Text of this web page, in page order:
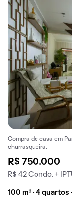
Compra de casa em
churrasqueira.
R$ 750.000
R$ 42 Condo. +
100 m² · 4 quartos